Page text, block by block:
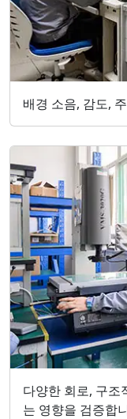
배경 소음, 감도,
다양한 회로, 구조
는 영향을 검증합